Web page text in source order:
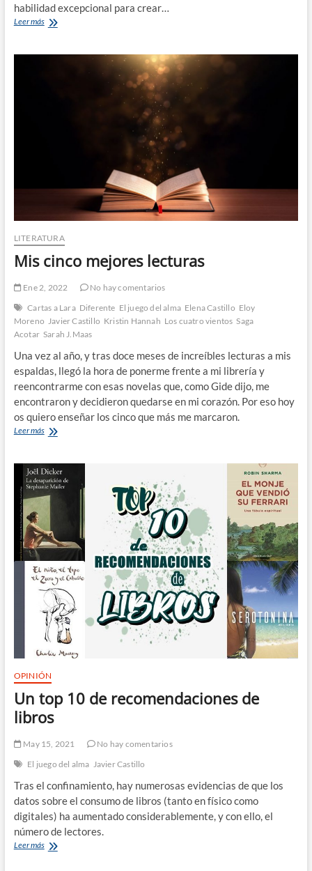
habilidad excepcional para crear…
Leer másEl
LITERATURA
Mis cinco mejores lecturas
Ene 2, 2022
No hay comentarios
Cartas a Lara Diferente El juego del alma Elena Castillo Eloy
Moreno Javier Castillo Kristin Hannah Los cuatro vientos Saga
Acotar Sarah J.Maas
Una vez al año, y tras doce meses de increíbles lecturas a mis
espaldas, llegó la hora de ponerme frente a mi librería y
reencontrarme con esas novelas que, como Gide dijo, me
encontraron y decidieron quedarse en mi corazón. Por eso hoy
os quiero enseñar los cinco que más me marcaron.
Leer másMis
lecturas
OPINIÓN
Un top 10 de recomendaciones de
libros
May 15, 2021
No hay comentarios
El juego del alma Javier Castillo
Tras el confinamiento, hay numerosas evidencias de que los
datos sobre el consumo de libros (tanto en físico como
digitales) ha aumentado considerablemente, y con ello, el
número de lectores.
Leer másUn